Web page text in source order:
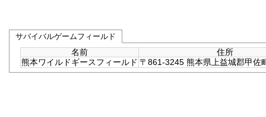
サバイバルゲームフィールド
名前
住所
熊本ワイルドギースフィールド 〒861-3245 熊本県上益城郡甲佐